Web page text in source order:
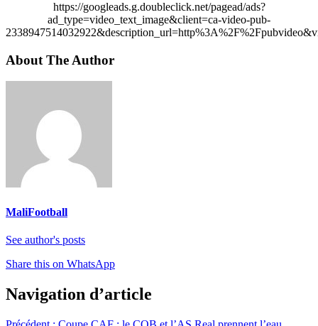
https://googleads.g.doubleclick.net/pagead/ads?
ad_type=video_text_image&client=ca-video-pub-
About The Author
MaliFootball
See author's posts
Share this on WhatsApp
Navigation d’article